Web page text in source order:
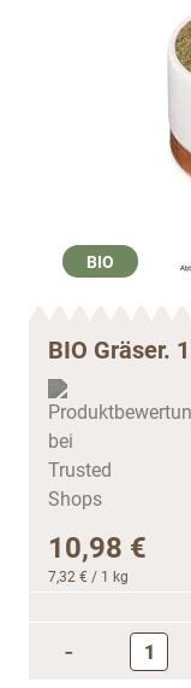
BIO
BIO Gräser.
10,98 €
7,32 € / 1 kg
-